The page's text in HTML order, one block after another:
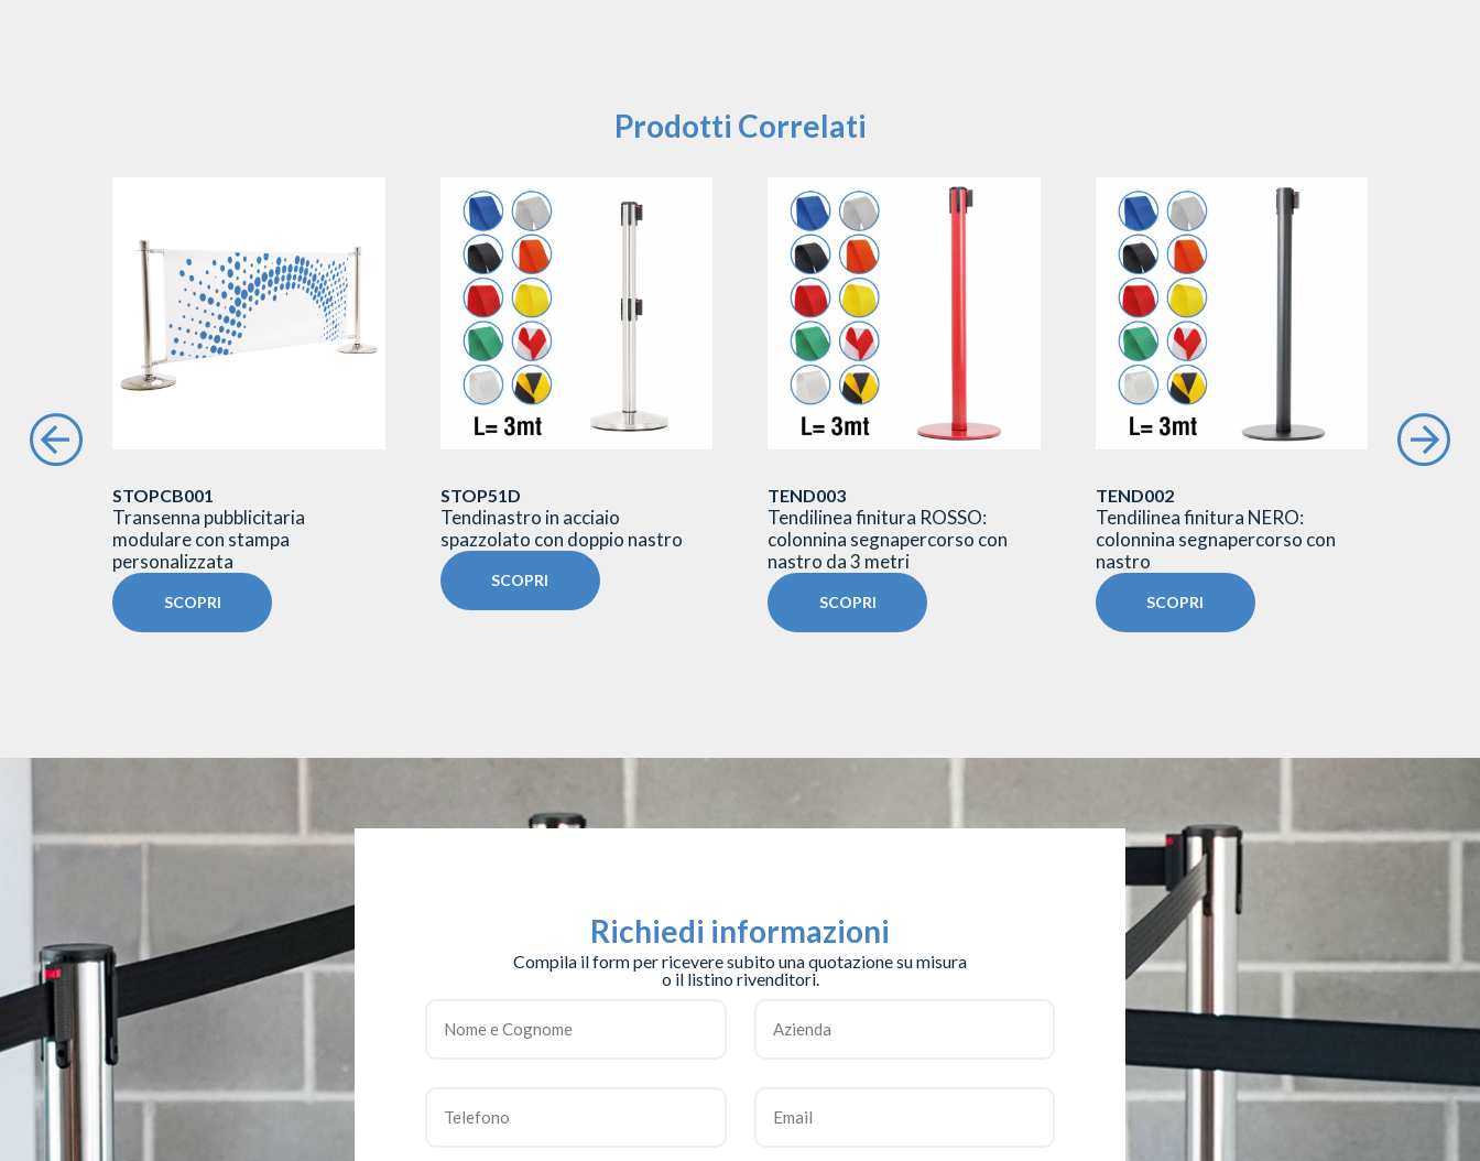
Prodotti Correlati
STOPCB001
Transenna pubblicitaria
modulare con stampa
personalizzata
SCOPRI
STOP51D
Tendinastro in acciaio
spazzolato con doppio nastro
SCOPRI
TEND003
Tendilinea finitura ROSSO:
colonnina segnapercorso con
nastro da 3 metri
SCOPRI
TEND002
Tendilinea finitura NERO:
colonnina segnapercorso con
nastro
SCOPRI
Richiedi informazioni
Compila il form per ricevere subito una quotazione su misura
o il listino rivenditori.